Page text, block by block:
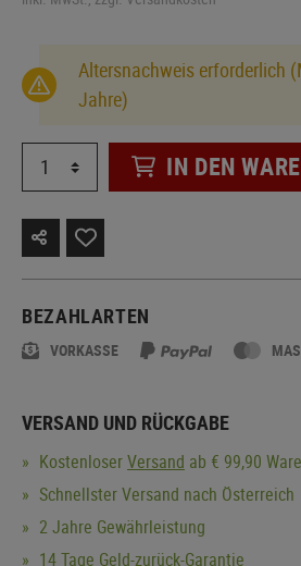
Altersnachweis erforderlich
Jahre)
IN DEN
BEZAHLARTEN
VORKASSE
VERSAND UND RÜCKGABE
KostenloserVersand ab € 99,90
Schnellster Versand nach Österreich
2 Jahre Gewährleistung
14 Tage Geld-zurück-Garantie